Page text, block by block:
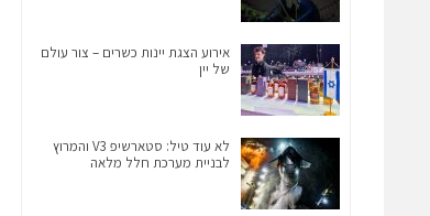
אירוע הצגת יינות כשרים – צור עולם
של יין
לא עוד טיל: סטארשיפ V3 והמרוץ
לבניית מערכת חלל מלאה